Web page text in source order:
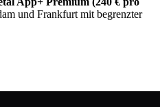
und Frankfurt mit begrenzter